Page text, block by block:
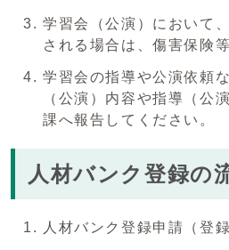
学習会（公演）において
される場合は、傷害保険
学習会の指導や公演依頼
（公演）内容や指導（公
課へ報告してください。
人材バンク登録の
人材バンク登録申請（登